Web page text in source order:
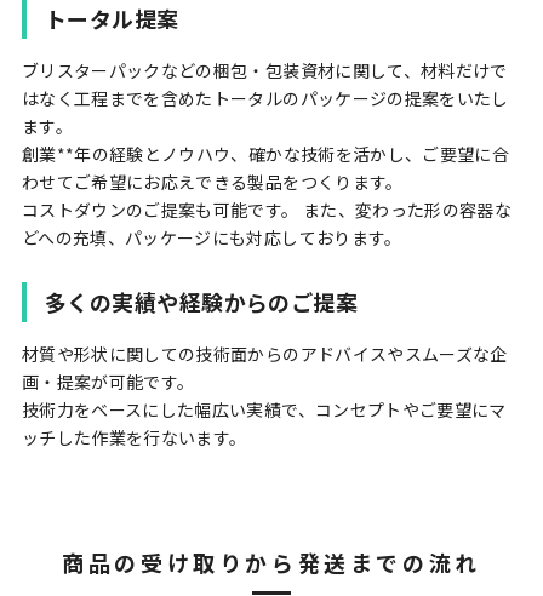
トータル提案
ブリスターパックなどの梱包・包装資材に関して、材料だけで
はなく工程までを含めたトータルのパッケージの提案をいたし
ます。
創業**年の経験とノウハウ、確かな技術を活かし、ご要望に合
わせてご希望にお応えできる製品をつくります。
コストダウンのご提案も可能です。 また、変わった形の容器な
どへの充填、パッケージにも対応しております。
多くの実績や経験からのご提案
材質や形状に関しての技術面からのアドバイスやスムーズな企
画・提案が可能です。
技術力をベースにした幅広い実績で、コンセプトやご要望にマ
ッチした作業を行ないます。
商品の受け取りから発送までの流れ